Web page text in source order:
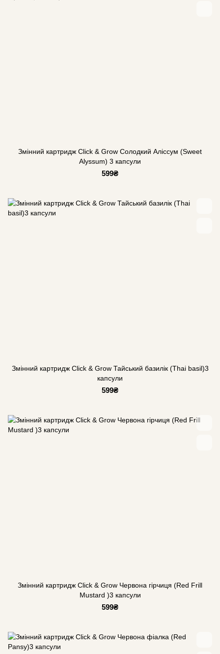
Змінний картридж Click & Grow Солодкий Аліссум (Sweet
Alyssum) 3 капсули
599₴
Змінний картридж Click & Grow Тайський базилік (Thai basil)3
капсули
599₴
Змінний картридж Click & Grow Червона гірчиця (Red Frill
Mustard )3 капсули
599₴